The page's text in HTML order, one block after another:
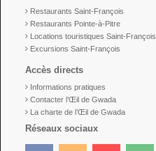
Restaurants Saint-François
Restaurants Pointe-à-Pitre
Locations touristiques Saint-François
Excursions Saint-François
Accès directs
Informations pratiques
Contacter l’Œil de Gwada
La charte de l’Œil de Gwada
Réseaux sociaux